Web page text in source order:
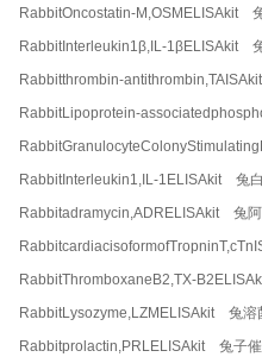
RabbitOncostatin-M,OSMELISAkit
RabbitInterleukin1β,IL-1βELISAkit
Rabbitthrombin-
RabbitLipoprotein-
RabbitInterleukin1,IL-1ELISAkit 兔
Rabbitadramycin,ADRELISAkit 兔
RabbitThromboxaneB2,TX-
RabbitLysozyme,LZMELISAkit 兔溶
Rabbitprolactin,PRLELISAkit 兔子